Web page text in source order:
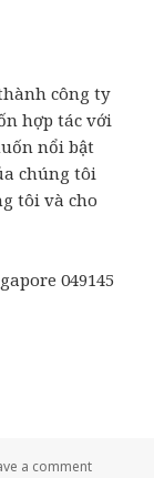
công ty
hợp tác với
nổi bật
chúng tôi
tôi và cho
049145
a comment